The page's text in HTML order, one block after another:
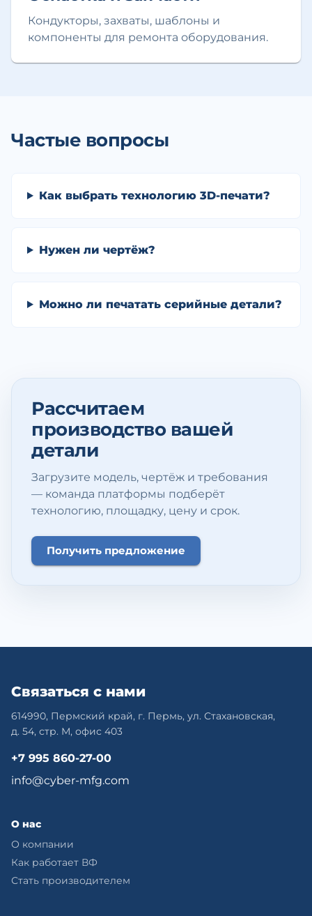
Кондукторы, захваты, шаблоны и
компоненты для ремонта оборудования.
Частые вопросы
Как выбрать технологию 3D-печати?
Нужен ли чертёж?
Можно ли печатать серийные детали?
Рассчитаем
производство вашей
детали
Загрузите модель, чертёж и требования
— команда платформы подберёт
технологию, площадку, цену и срок.
Получить предложение
Связаться с нами
614990, Пермский край, г. Пермь, ул. Стахановская,
д. 54, стр. М, офис 403
+7 995 860-27-00
info@cyber-mfg.com
О нас
О компании
Как работает ВФ
Стать производителем